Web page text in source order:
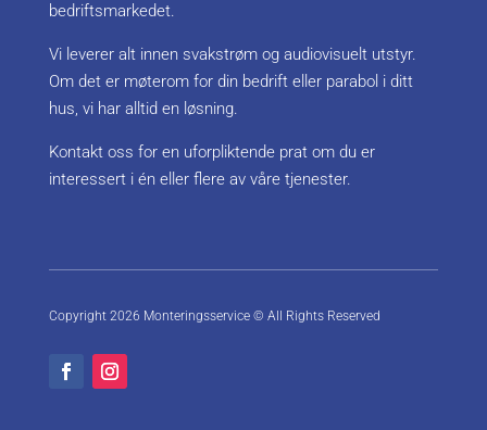
bedriftsmarkedet.
Vi leverer alt innen svakstrøm og audiovisuelt utstyr.
Om det er møterom for din bedrift eller parabol i ditt
hus, vi har alltid en løsning.
Kontakt oss for en uforpliktende prat om du er
interessert i én eller flere av våre tjenester.
Copyright 2026 Monteringsservice © All Rights Reserved